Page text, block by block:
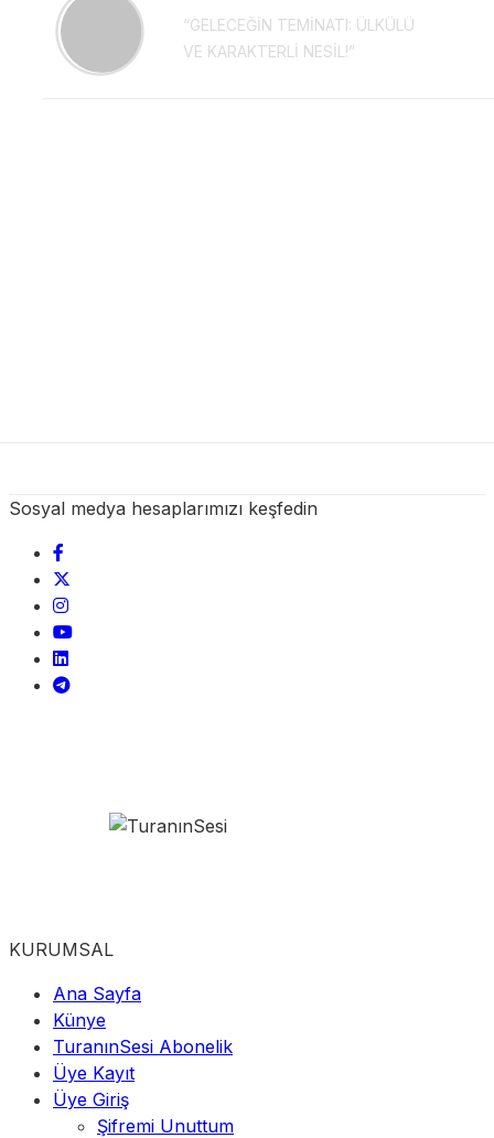
“GELECEĞİN TEMİNATI: ÜLKÜLÜ
VE KARAKTERLİ NESİL!”
Sosyal medya hesaplarımızı keşfedin
KURUMSAL
Ana Sayfa
Künye
TuranınSesi Abonelik
Üye Kayıt
Üye Giriş
Şifremi Unuttum